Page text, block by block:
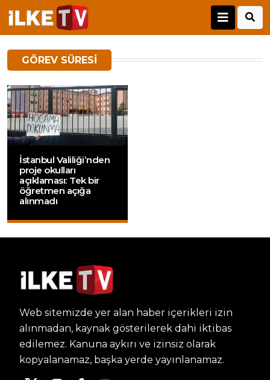
GÖREV SÜRESI
İstanbul Valiliği’nden
proje okulları
açıklaması: Tek bir
öğretmen açığa
alınmadı
Web sitemizde yer alan haber içerikleri izin
alınmadan, kaynak gösterilerek dahi iktibas
edilemez. Kanuna aykırı ve izinsiz olarak
kopyalanamaz, başka yerde yayınlanamaz.